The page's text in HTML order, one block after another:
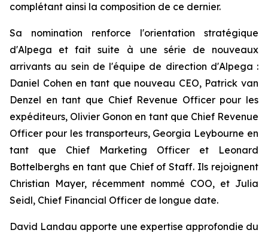
complétant ainsi la composition de ce dernier.
Sa nomination renforce l'orientation stratégique
d'Alpega et fait suite à une série de nouveaux
arrivants au sein de l'équipe de direction d'Alpega :
Daniel Cohen en tant que nouveau CEO, Patrick van
Denzel en tant que Chief Revenue Officer pour les
expéditeurs, Olivier Gonon en tant que Chief Revenue
Officer pour les transporteurs, Georgia Leybourne en
tant que Chief Marketing Officer et Leonard
Bottelberghs en tant que Chief of Staff. Ils rejoignent
Christian Mayer, récemment nommé COO, et Julia
Seidl, Chief Financial Officer de longue date.
David Landau apporte une expertise approfondie du